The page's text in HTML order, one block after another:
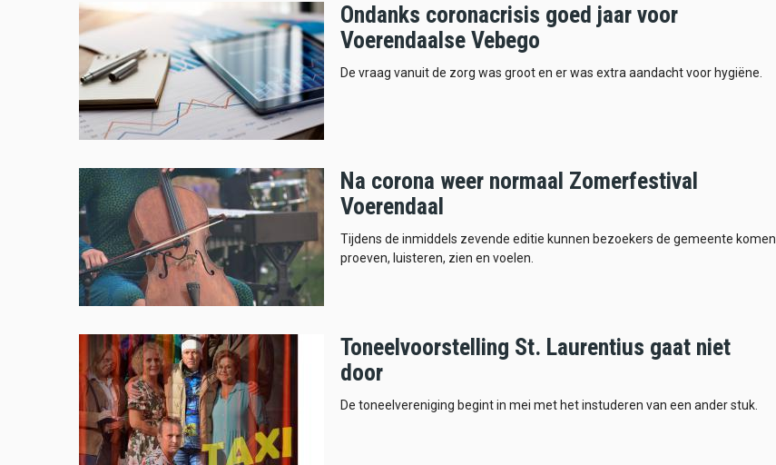
Ondanks coronacrisis goed jaar voor
Voerendaalse Vebego
De vraag vanuit de zorg was groot en er was extra aandacht voor hygiëne.
Na corona weer normaal Zomerfestival
Voerendaal
Tijdens de inmiddels zevende editie kunnen bezoekers de gemeente komen
proeven, luisteren, zien en voelen.
Toneelvoorstelling St. Laurentius gaat niet
door
De toneelvereniging begint in mei met het instuderen van een ander stuk.